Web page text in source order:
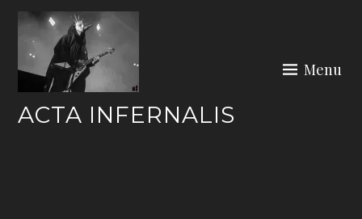
content
ACTA INFERNALIS
Menu